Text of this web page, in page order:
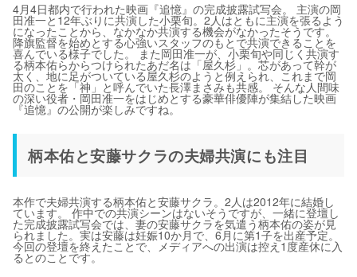
4月4日都内で行われた映画『追憶』の完成披露試写会。 主演の岡
田准一と12年ぶりに共演した小栗旬。2人はともに主演を張るよう
になったことから、なかなか共演する機会がなかったそうです。
降旗監督を始めとする心強いスタッフのもとで共演できることを
喜んでいる様子でした。 また岡田准一が、小栗旬や同じく共演す
る柄本佑らからつけられたあだ名は「屋久杉」。芯があって幹が
太く、地に足がついている屋久杉のようと例えられ、これまで岡
田のことを「神」と呼んでいた長澤まさみも共感。 そんな人間味
の深い役者・岡田准一をはじめとする豪華俳優陣が集結した映画
『追憶』の公開が楽しみですね。
柄本佑と安藤サクラの夫婦共演にも注目
本作で夫婦共演する柄本佑と安藤サクラ。2人は2012年に結婚し
ています。 作中での共演シーンはないそうですが、一緒に登壇し
た完成披露試写会では、妻の安藤サクラを気遣う柄本佑の姿が見
られました。実は安藤は妊娠10か月で、6月に第1子を出産予定。
今回の登壇を終えたことで、メディアへの出演は控え1度産休に入
るとのことです。